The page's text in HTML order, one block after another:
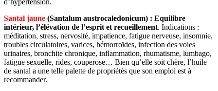
Santal jaune (Santalum austrocaledonicum) : Equilibre
intérieur, l’élévation de l’esprit et recueillement. Indications :
méditation, stress, nervosité, impatience, fatigue nerveuse, insomnie,
troubles circulatoires, varices, hémorroïdes, infection des voies
urinaires, bronchite chronique, inflammation, rhumatisme, lumbago,
fatigue sexuelle, rides, couperose… Bien qu’elle soit chère, l’huile
de santal a une telle palette de propriétés que son emploi est à
recommander.